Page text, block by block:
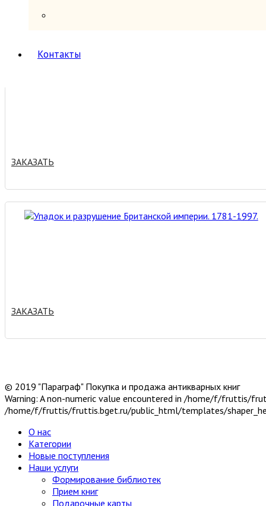
Контакты
ЗАКАЗАТЬ
ЗАКАЗАТЬ
ЗАКАЗАТЬ
© 2019 "Параграф" Покупка и продажа антикварных книг
Warning: A non-numeric value encountered in /home/f/fruttis/
/home/f/fruttis/fruttis.bget.ru/public_html/templates/
О нас
Категории
Новые поступления
Наши услуги
Формирование библиотек
Прием книг
Подарочные карты